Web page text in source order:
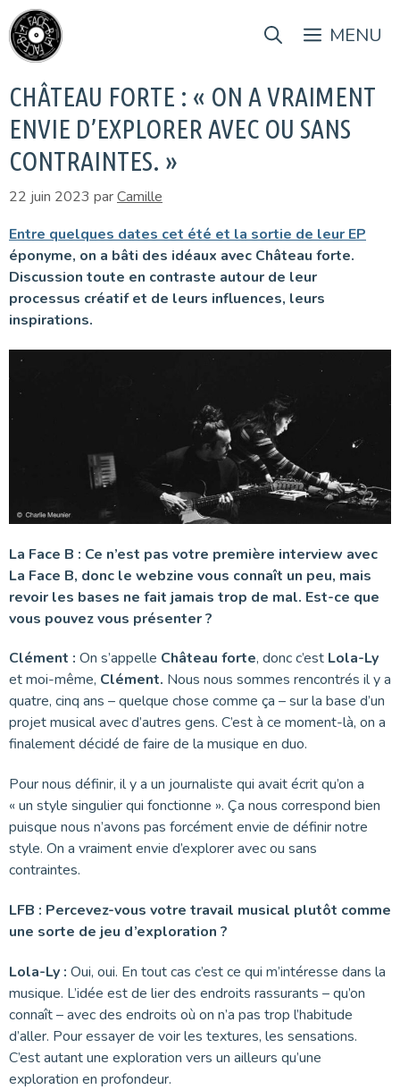
Aller
au
contenu
MENU
CHÂTEAU FORTE : « ON A VRAIMENT
ENVIE D’EXPLORER AVEC OU SANS
CONTRAINTES. »
22 juin 2023 parCamille
Entre quelques dates cet été et la sortie de leur EP
éponyme, on a bâti des idéaux avec Château forte.
Discussion toute en contraste autour de leur
processus créatif et de leurs influences, leurs
inspirations.
La Face B : Ce n’est pas votre première interview avec
La Face B, donc le webzine vous connaît un peu, mais
revoir les bases ne fait jamais trop de mal. Est-ce que
vous pouvez vous présenter ?
Clément : On s’appelle Château forte, donc c’est Lola-Ly
et moi-même, Clément. Nous nous sommes rencontrés il y a
quatre, cinq ans – quelque chose comme ça – sur la base d’un
projet musical avec d’autres gens. C’est à ce moment-là, on a
finalement décidé de faire de la musique en duo.
Pour nous définir, il y a un journaliste qui avait écrit qu’on a
« un style singulier qui fonctionne ». Ça nous correspond bien
puisque nous n’avons pas forcément envie de définir notre
style. On a vraiment envie d’explorer avec ou sans
contraintes.
LFB : Percevez-vous votre travail musical plutôt comme
une sorte de jeu d’exploration ?
Lola-Ly : Oui, oui. En tout cas c’est ce qui m’intéresse dans la
musique. L’idée est de lier des endroits rassurants – qu’on
connaît – avec des endroits où on n’a pas trop l’habitude
d’aller. Pour essayer de voir les textures, les sensations.
C’est autant une exploration vers un ailleurs qu’une
exploration en profondeur.